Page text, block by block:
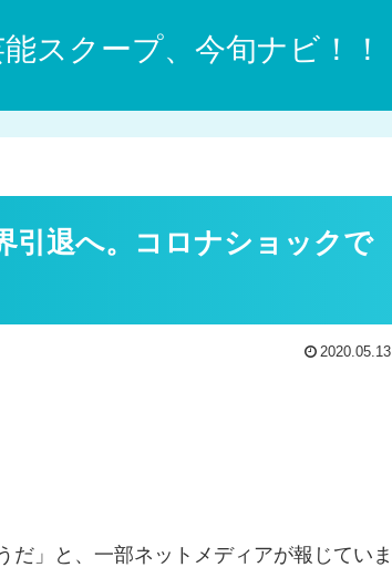
スクープ、今旬ナビ！！
引退へ。コロナショックで
2020.05.13
」と、一部ネットメディアが報じていま